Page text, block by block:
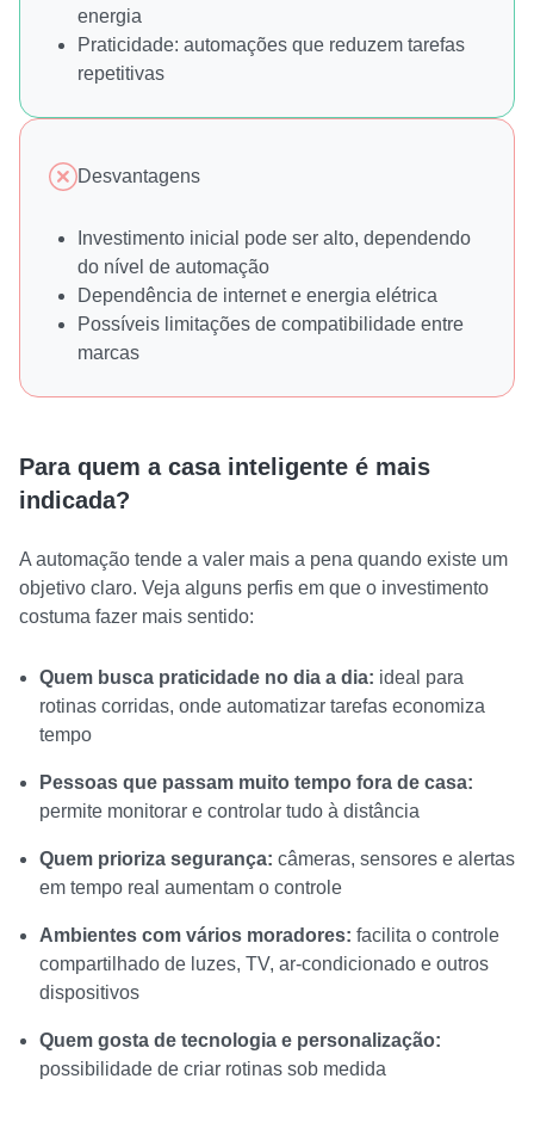
energia
Praticidade: automações que reduzem tarefas
repetitivas
Desvantagens
Investimento inicial pode ser alto, dependendo
do nível de automação
Dependência de internet e energia elétrica
Possíveis limitações de compatibilidade entre
marcas
Para quem a casa inteligente é mais
indicada?
A automação tende a valer mais a pena quando existe um
objetivo claro. Veja alguns perfis em que o investimento
costuma fazer mais sentido:
Quem busca praticidade no dia a dia: ideal para
rotinas corridas, onde automatizar tarefas economiza
tempo
Pessoas que passam muito tempo fora de casa:
permite monitorar e controlar tudo à distância
Quem prioriza segurança: câmeras, sensores e alertas
em tempo real aumentam o controle
Ambientes com vários moradores: facilita o controle
compartilhado de luzes, TV, ar-condicionado e outros
dispositivos
Quem gosta de tecnologia e personalização:
possibilidade de criar rotinas sob medida